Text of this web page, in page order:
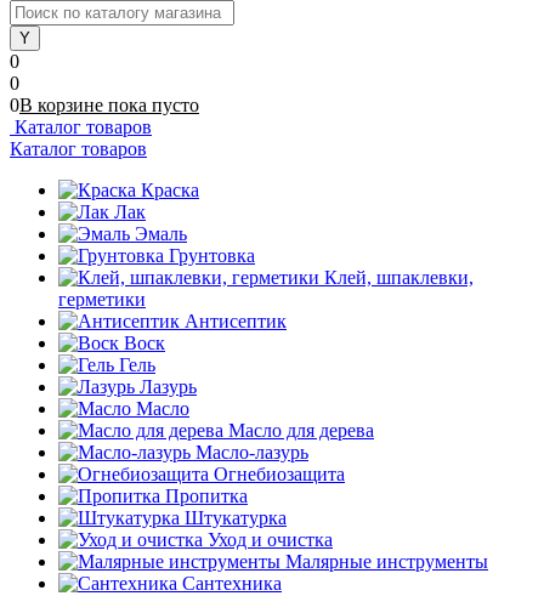
0
0
0В корзине пока пусто
Каталог товаров
Каталог товаров
Краска
Лак
Эмаль
Грунтовка
Клей, шпаклевки,
герметики
Антисептик
Воск
Гель
Лазурь
Масло
Масло для дерева
Масло-лазурь
Огнебиозащита
Пропитка
Штукатурка
Уход и очистка
Малярные инструменты
Сантехника